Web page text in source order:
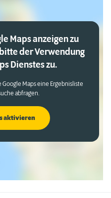
Maps anzeigen zu
der Verwendung
Dienstes zu.
Maps eine Ergebnisliste
abfragen.
aktivieren